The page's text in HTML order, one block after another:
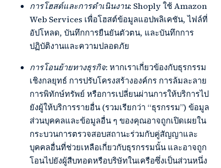
การโฮสต์และการดำเนินงาน: Shoply ใช้ Amazon
Web Services เพื่อโฮสต์ข้อมูลแอปพลิเคชัน, ไฟล์ที่
อัปโหลด, บันทึกการยืนยันตัวตน, และบันทึกการ
ปฏิบัติงานและความปลอดภัย
การโอนย้ายทางธุรกิจ: หากเราเกี่ยวข้องกับธุรกรรม
เชิงกลยุทธ์ การปรับโครงสร้างองค์กร การล้มละลาย
การพิทักษ์ทรัพย์ หรือการเปลี่ยนผ่านการให้บริการไป
ยังผู้ให้บริการรายอื่น (รวมเรียกว่า “ธุรกรรม”) ข้อมูล
ส่วนบุคคลและข้อมูลอื่น ๆ ของคุณอาจถูกเปิดเผยใน
กระบวนการตรวจสอบสถานะร่วมกับคู่สัญญาและ
บุคคลอื่นที่ช่วยเหลือเกี่ยวกับธุรกรรมนั้น และอาจถูก
โอนไปยังผู้สืบทอดหรือบริษัทในเครือซึ่งเป็นส่วนหนึ่ง